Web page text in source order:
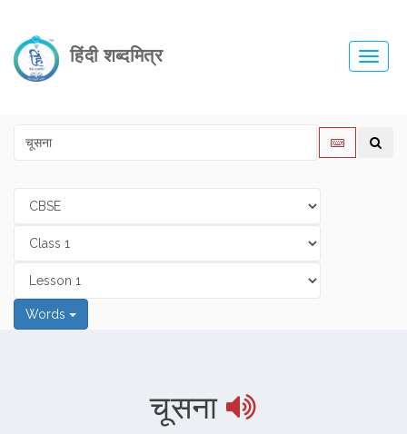
हिंदी शब्दमित्र
Words
चूसना